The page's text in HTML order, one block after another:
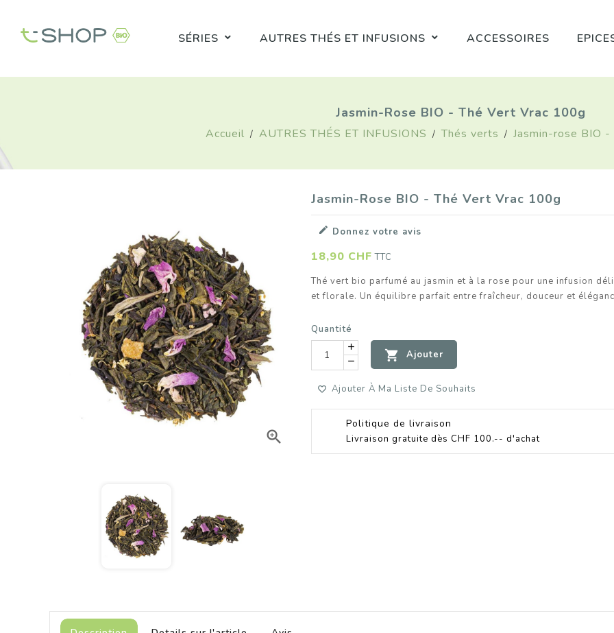
SÉRIES AUTRES THÉS ET INFUSIONS ACCESSOIRES
Jasmin-Rose BIO - Thé Vert Vrac 100g
Accueil AUTRES THÉS ET INFUSIONS Thés verts Jasmin-rose BIO

Jasmin-Rose BIO - Thé Vert Vrac 100g
 Donnez votre avis
18,90 CHF TTC
Thé vert bio parfumé au jasmin et à la rose pour une infusion
et florale. Un équilibre parfait entre fraîcheur, douceur et
Quantité
 Ajouter
Ajouter À Ma Liste De Souhaits
Politique de livraison
Livraison gratuite dès CHF 100.-- d'achat
Curry Fort BIO - 50g
5,90 CHFPrix
Baies Fleuries BIO -
Infusion Vrac 100g
15,90 CHFPrix
Ail Granule BIO - 50g
4,90 CHFPrix
Flocons De Chili BIO - 40g